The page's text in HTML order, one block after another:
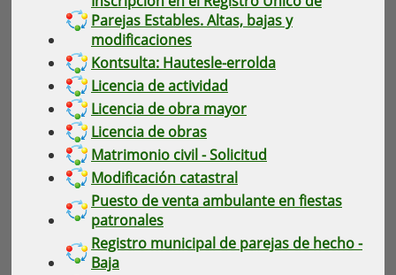
Parejas Estables. Altas, bajas y
modificaciones
Kontsulta: Hautesle-errolda
Licencia de actividad
Licencia de obra mayor
Licencia de obras
Matrimonio civil - Solicitud
Modificación catastral
Puesto de venta ambulante en fiestas
patronales
Registro municipal de parejas de hecho -
Baja